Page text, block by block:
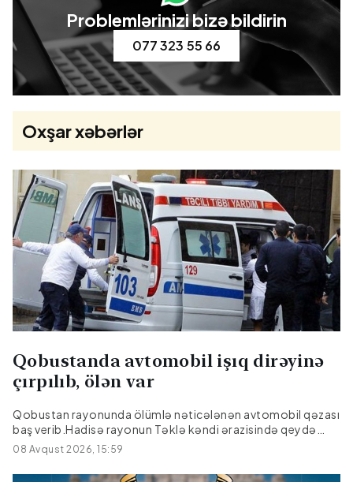
Problemlərinizi bizə bildirin
077 323 55 66
Oxşar xəbərlər
Qobustanda avtomobil işıq dirəyinə
çırpılıb, ölən var
Qobustan rayonunda ölümlə nəticələnən avtomobil qəzası
baş verib.Hadisə rayonun Təklə kəndi ərazisində qeydə
alınıb."Hyundai" markalı avtomobilin idarəetmədən çıxaraq
işıq dirəyinə çırpılması nəticəsində sürücü, 27 yaşlı Emil
Əmralıyev hadisə yerində ölüb.Faktla bağlı araşdırma
08 Avqust 2026, 15:59